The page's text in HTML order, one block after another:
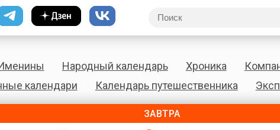
Народный календарь Хроника
календари
Календарь путешественника
ЗАВТРА